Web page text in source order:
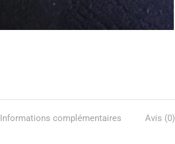
Informations complémentaires Avis (0)